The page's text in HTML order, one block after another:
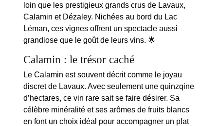
loin que les prestigieux grands crus de Lavaux,
Calamin et Dézaley. Nichées au bord du Lac
Léman, ces vignes offrent un spectacle aussi
grandiose que le goût de leurs vins. 🌟
Calamin : le trésor caché
Le Calamin est souvent décrit comme le joyau
discret de Lavaux. Avec seulement une quinzqine
d’hectares, ce vin rare sait se faire désirer. Sa
célèbre minéralité et ses arômes de fruits blancs
en font un choix idéal pour accompagner un plat